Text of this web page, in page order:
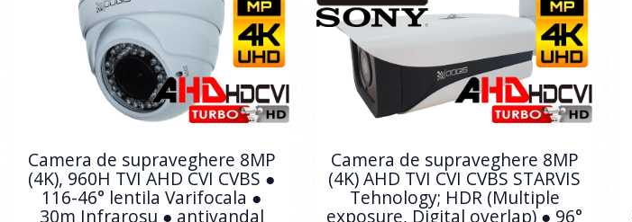
Camera de supraveghere 8MP
(4K), 960H TVI AHD CVI CVBS ●
116-46° lentila Varifocala ●
30m Infrarosu ● antivandal
Camera de supraveghere 8MP
(4K) AHD TVI CVI CVBS STARVIS
Tehnology; HDR (Multiple
exposure, Digital overlap) ● 96°